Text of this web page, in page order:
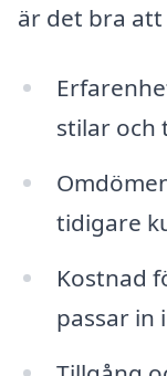
är det bra
stilar och
tidigare
Kostnad
passar in